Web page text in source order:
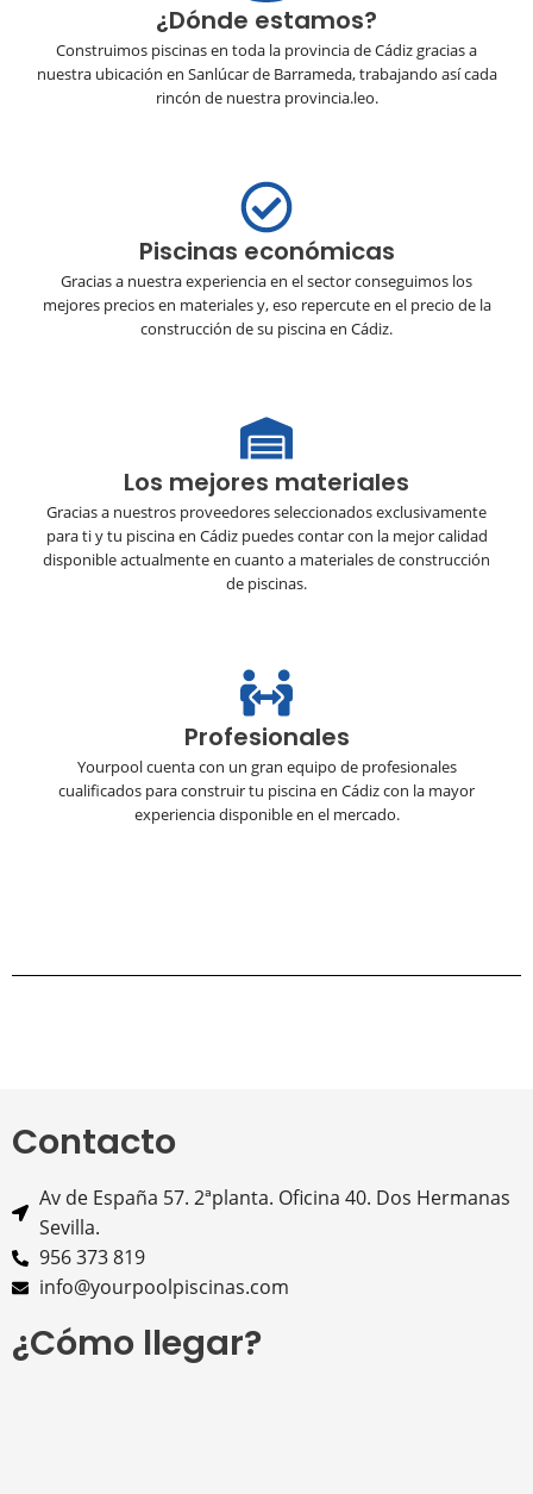
¿Dónde estamos?
Construimos piscinas en toda la provincia de Cádiz gracias a
nuestra ubicación en Sanlúcar de Barrameda, trabajando así cada
rincón de nuestra provincia.leo.
Piscinas económicas
Gracias a nuestra experiencia en el sector conseguimos los
mejores precios en materiales y, eso repercute en el precio de la
construcción de su piscina en Cádiz.
Los mejores materiales
Gracias a nuestros proveedores seleccionados exclusivamente
para ti y tu piscina en Cádiz puedes contar con la mejor calidad
disponible actualmente en cuanto a materiales de construcción
de piscinas.
Profesionales
Yourpool cuenta con un gran equipo de profesionales
cualificados para construir tu piscina en Cádiz con la mayor
experiencia disponible en el mercado.
Contacto
Av de España 57. 2ªplanta. Oficina 40. Dos Hermanas
Sevilla.
956 373 819
info@yourpoolpiscinas.com
¿Cómo llegar?